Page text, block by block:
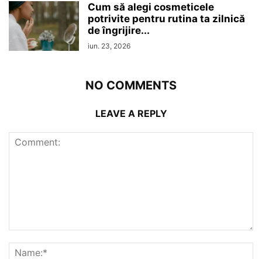
Cum să alegi cosmeticele
potrivite pentru rutina ta zilnică
de îngrijire...
iun. 23, 2026
NO COMMENTS
LEAVE A REPLY